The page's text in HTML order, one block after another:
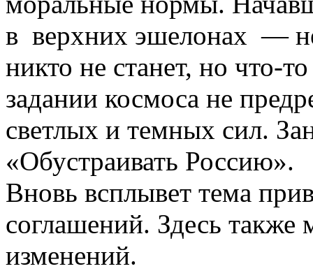
в верхних эшелонах — не
никто не станет, но что-
задании космоса не
светлых и темных сил.
«Обустраивать Россию».
Вновь всплывет тема
соглашений. Здесь
изменений.